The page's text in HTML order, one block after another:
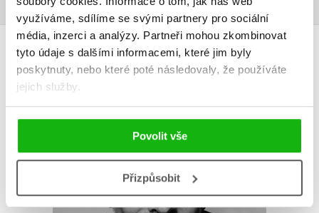
využíváme, sdílíme se svými partnery pro sociální
média, inzerci a analýzy. Partneři mohou zkombinovat
tyto údaje s dalšími informacemi, které jim byly
poskytnuty, nebo které poté následovaly, že používáte
jejich služby.
Povolit vše
Přizpůsobit
AUTOR KNIHY